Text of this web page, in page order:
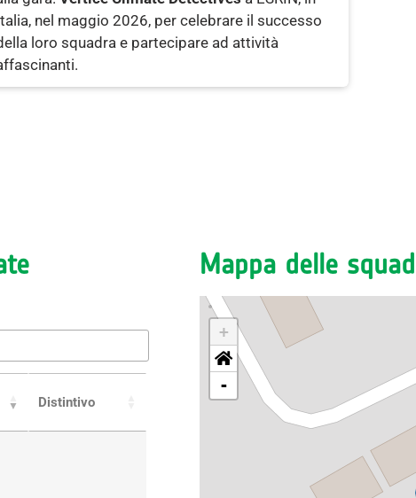
nel maggio 2026, per celebrare il successo
loro squadra e partecipare ad attività
Distintivo
Mappa delle
+
-